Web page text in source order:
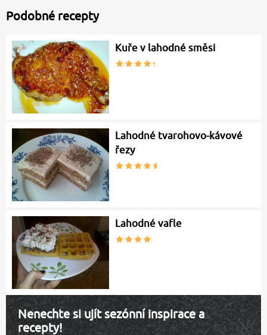
Podobné recepty
Kuře v lahodné směsi
Lahodné tvarohovo-kávové
řezy
Lahodné vafle
Nenechte si ujít sezónní inspirace a
recepty!